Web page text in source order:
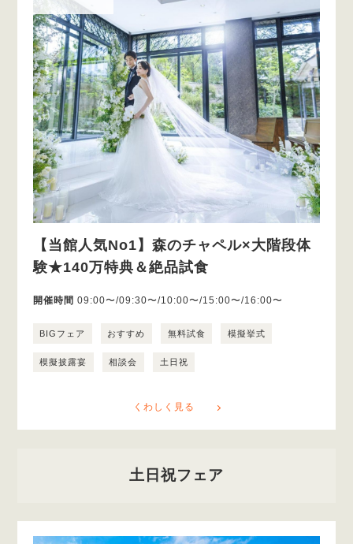
【当館人気No1】森のチャペル×大階段体
験★140万特典＆絶品試食
開催時間 09:00〜/09:30〜/10:00〜/15:00〜/16:00〜
BIGフェア おすすめ 無料試食 模擬挙式
模擬披露宴 相談会 土日祝
くわしく見る
土日祝フェア